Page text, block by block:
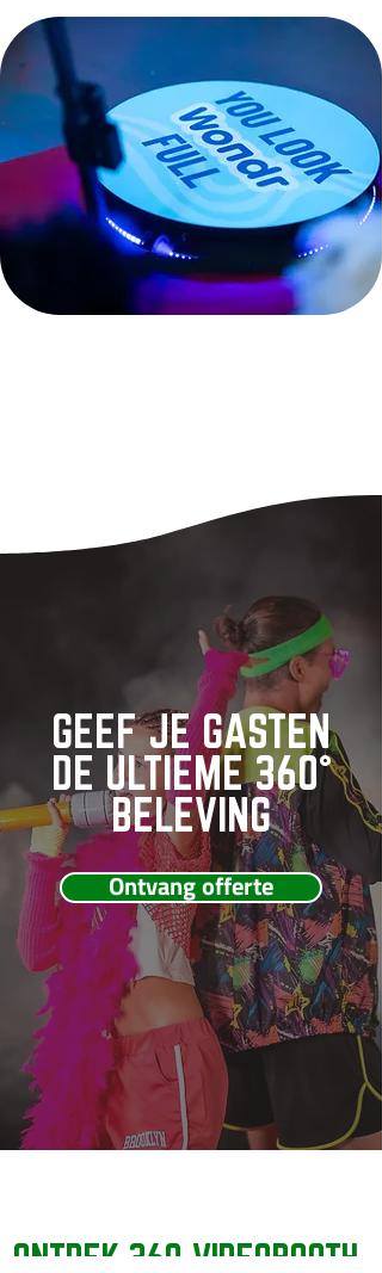
GEEF JE GASTEN
DE ULTIEME 360°
BELEVING
Ontvang offerte
ONTDEK 360 VIDEOBOOTH-